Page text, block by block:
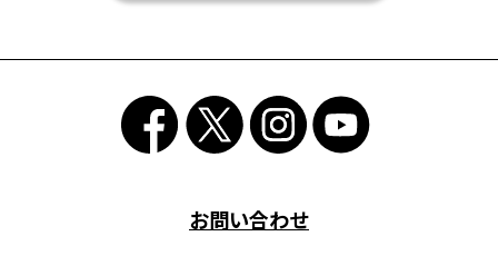
お問い合わせ